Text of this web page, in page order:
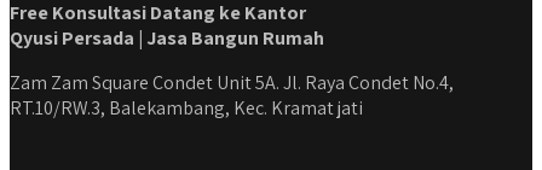
Free Konsultasi Datang ke Kantor
Qyusi Persada | Jasa Bangun Rumah
Zam Zam Square Condet Unit 5A. Jl. Raya Condet No.4,
RT.10/RW.3, Balekambang, Kec. Kramat jati